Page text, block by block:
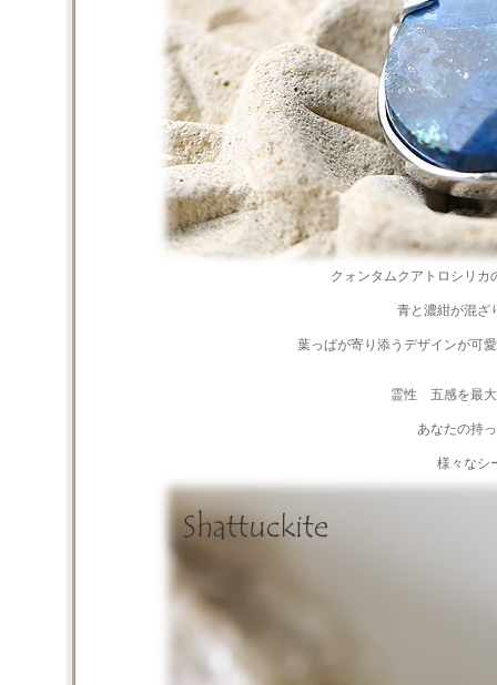
クォンタムクアトロシリ
青と濃紺が混
葉っぱが寄り添うデザインが可
霊性 五感を最大
あなたの持
様々なシ